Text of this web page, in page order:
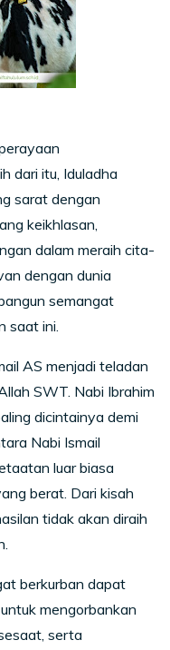
dari itu, Iduladha
sarat dengan
keikhlasan,
dalam meraih cita-
dengan dunia
semangat
saat ini.
AS menjadi teladan
SWT. Nabi Ibrahim
dicintainya demi
Nabi Ismail
luar biasa
berat. Dari kisah
tidak akan diraih
berkurban dapat
mengorbankan
serta